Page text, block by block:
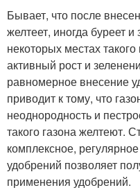
Бывает, что после
желтеет, иногда буреет
некоторых местах
активный рост и
равномерное внесение
приводит к тому, что
неоднородность и
такого газона желтеют.
комплексное,
удобрений позволяет
применения удобрений.